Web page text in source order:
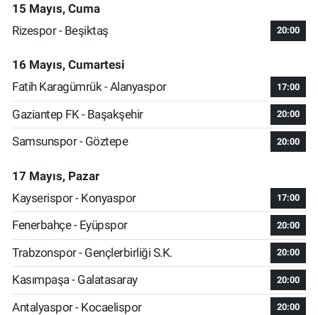
15 Mayıs, Cuma
Rizespor - Beşiktaş
20:00
16 Mayıs, Cumartesi
Fatih Karagümrük - Alanyaspor
17:00
Gaziantep FK - Başakşehir 20:00
Samsunspor - Göztepe 20:00
17 Mayıs, Pazar
Kayserispor - Konyaspor
17:00
Fenerbahçe - Eyüpspor 20:00
Trabzonspor - Gençlerbirliği S.K. 20:00
Kasımpaşa - Galatasaray 20:00
Antalyaspor - Kocaelispor 20:00